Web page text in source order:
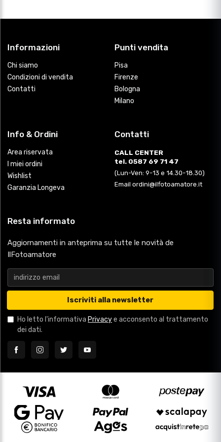
Informazioni
Chi siamo
Condizioni di vendita
Contatti
Punti vendita
Pisa
Firenze
Bologna
Milano
Info & Ordini
Area riservata
I miei ordini
Wishlist
Garanzia Longeva
Contatti
CALL CENTER
tel. 0587 69 71 47
(Lun-Ven: 9-13 e 14.30-18.30)
Email ordini@ilfotoamatore.it
Resta informato
Aggiornamenti in anteprima su tutte le novità de
IlFotoamatore
Iscriviti alla newsletter
Ho letto l'informativa Privacye acconsento al trattamento
dei dati.